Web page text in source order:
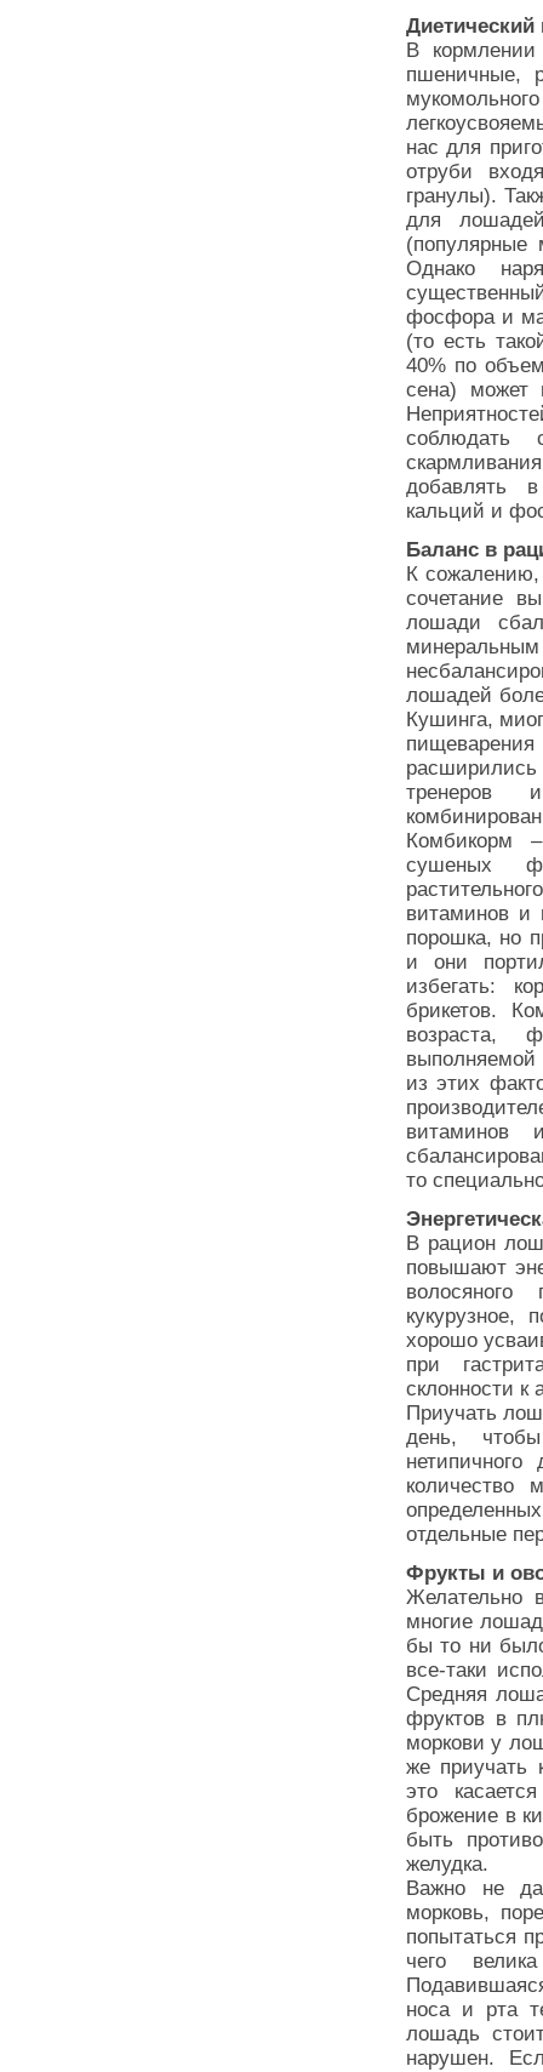
Диетический
В
пшеничные,
нас для
отруби
гранулы).
для
(популярные
Однако
фосфора и
(то есть
40% по
сена) может
соблюдать
добавлять
кальций и
Баланс в
К
сочетание
лошади
лошадей
Кушинга,
расширились
тренеров
Комбикорм
сушеных
витаминов и
порошка, но
и они
избегать:
брикетов.
возраста,
из этих
витаминов
то
В рацион
повышают
хорошо
при
склонности к
Приучать
день,
отдельные
Фрукты и
Желательно
многие
бы то ни
все-таки
Средняя
фруктов в
моркови у
же приучать
это
брожение в
быть
желудка.
Важно не
морковь,
попытаться
чего
носа и рта
лошадь
нарушен.